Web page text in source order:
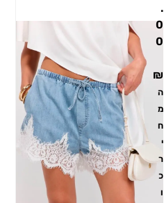
.
0
0
₪
ה
מ
ח
י
ר
כ
ו